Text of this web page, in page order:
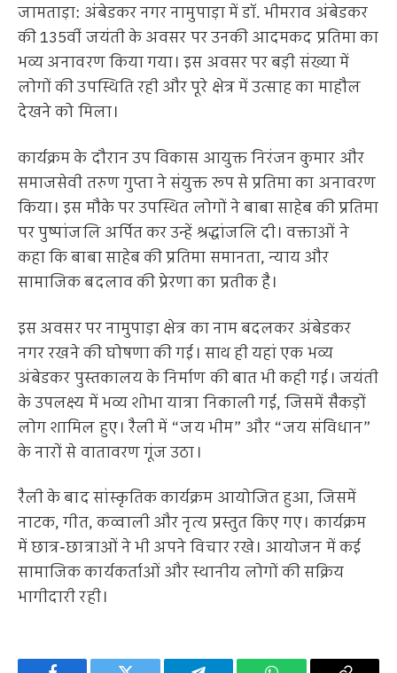
जामताड़ा: अंबेडकर नगर नामुपाड़ा में डॉ. भीमराव अंबेडकर
की 135वीं जयंती के अवसर पर उनकी आदमकद प्रतिमा का
भव्य अनावरण किया गया। इस अवसर पर बड़ी संख्या में
लोगों की उपस्थिति रही और पूरे क्षेत्र में उत्साह का माहौल
देखने को मिला।
कार्यक्रम के दौरान उप विकास आयुक्त निरंजन कुमार और
समाजसेवी तरुण गुप्ता ने संयुक्त रूप से प्रतिमा का अनावरण
किया। इस मौके पर उपस्थित लोगों ने बाबा साहेब की प्रतिमा
पर पुष्पांजलि अर्पित कर उन्हें श्रद्धांजलि दी। वक्ताओं ने
कहा कि बाबा साहेब की प्रतिमा समानता, न्याय और
सामाजिक बदलाव की प्रेरणा का प्रतीक है।
इस अवसर पर नामुपाड़ा क्षेत्र का नाम बदलकर अंबेडकर
नगर रखने की घोषणा की गई। साथ ही यहां एक भव्य
अंबेडकर पुस्तकालय के निर्माण की बात भी कही गई। जयंती
के उपलक्ष्य में भव्य शोभा यात्रा निकाली गई, जिसमें सैकड़ों
लोग शामिल हुए। रैली में “जय भीम” और “जय संविधान”
के नारों से वातावरण गूंज उठा।
रैली के बाद सांस्कृतिक कार्यक्रम आयोजित हुआ, जिसमें
नाटक, गीत, कव्वाली और नृत्य प्रस्तुत किए गए। कार्यक्रम
में छात्र-छात्राओं ने भी अपने विचार रखे। आयोजन में कई
सामाजिक कार्यकर्ताओं और स्थानीय लोगों की सक्रिय
भागीदारी रही।